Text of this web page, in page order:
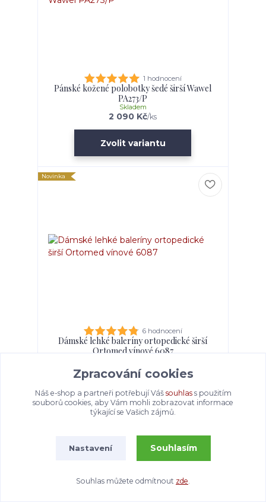
1 hodnocení
Pánské kožené polobotky šedé širší Wawel
PA273/P
2 090 Kč/ks
Skladem
Zvolit variantu
Novinka
6 hodnocení
Dámské lehké baleríny ortopedické širší
Ortomed vínové 6087
720 Kč ks
Zvolit variantu
Zpracování cookies
Náš e-shop a partneři potřebují Váš souhlass použitím
souborů cookies, aby Vám mohli zobrazovat informace
týkající se Vašich zájmů.
Nastavení Souhlasím
Souhlas můžete odmítnout zde